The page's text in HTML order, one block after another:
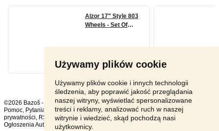
Używamy plików cookie
Używamy plików cookie i innych technologii
śledzenia, aby poprawić jakość przeglądania
naszej witryny, wyświetlać spersonalizowane
treści i reklamy, analizować ruch w naszej
witrynie i wiedzieć, skąd pochodzą nasi
użytkownicy.
©2026 Bazoš -
sprzedam, ogłoszenia
Pomoc, Pytania Komentarze,Kontakt ,Reklama,Regulamin ,Polityka
prywatności, RSS
Ogłoszenia Auto ogółem:1250, w ciągu 24 godzin: